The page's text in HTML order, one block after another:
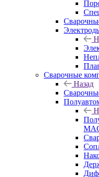
Сварочные
Назад